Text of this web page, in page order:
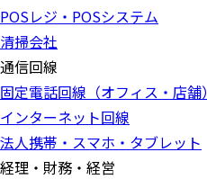
POSレジ・POSシステム
清掃会社
通信回線
固定電話回線（オフィス・店舗）
インターネット回線
法人携帯・スマホ・タブレット
経理・財務・経営